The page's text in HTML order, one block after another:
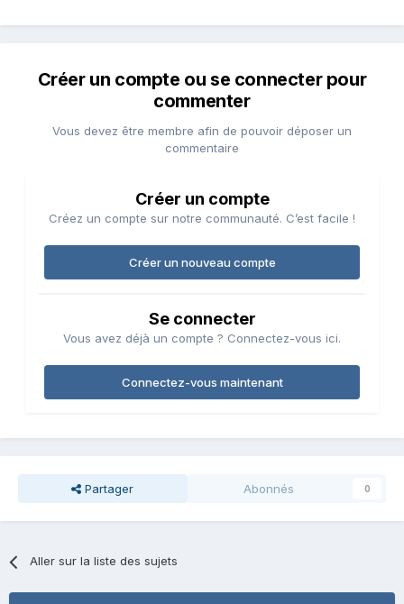
Créer un compte ou se connecter pour
commenter
Vous devez être membre afin de pouvoir déposer un
commentaire
Créer un compte
Créez un compte sur notre communauté. C’est facile !
Créer un nouveau compte
Se connecter
Vous avez déjà un compte ? Connectez-vous ici.
Connectez-vous maintenant
Partager Abonnés 0
Aller sur la liste des sujets